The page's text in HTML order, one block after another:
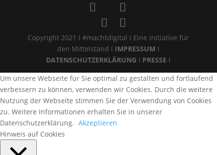
Copyright 2021 I #machtdigital I Eine Initiative für
den Mittelstand I IMPRESSUM I
DATENSCHUTZERKLÄRUNG I PRESSE I
Um unsere Webseite für Sie optimal zu gestalten und fortlaufend
verbessern zu können, verwenden wir Cookies. Durch die weitere
Nutzung der Webseite stimmen Sie der Verwendung von Cookies
zu. Weitere Informationen erhalten Sie in unserer
Datenschutzerklärung. Akzeptieren
Hinweis auf Cookies